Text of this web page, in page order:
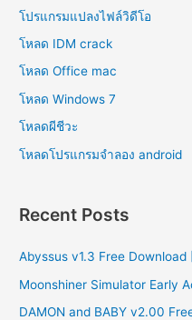
โปรแกรมแปลงไฟล์วิดีโอ
โหลด IDM crack
โหลด Office mac
โหลด Windows 7
โหลดผีชีวะ
โหลดโปรแกรมจําลอง android
Recent Posts
Abyssus v1.3 Free Download
Moonshiner Simulator Early
DAMON and BABY v2.00